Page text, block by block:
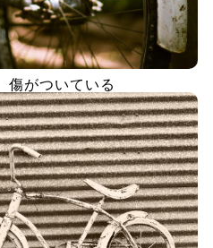
傷がついている